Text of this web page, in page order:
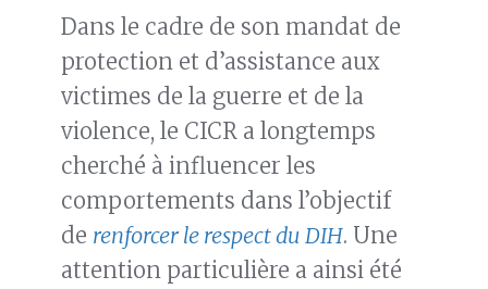
Dans le cadre de son mandat de
protection et d’assistance aux
victimes de la guerre et de la
violence, le CICR a longtemps
cherché à influencer les
comportements dans l’objectif
de renforcer le respect du DIH. Une
attention particulière a ainsi été